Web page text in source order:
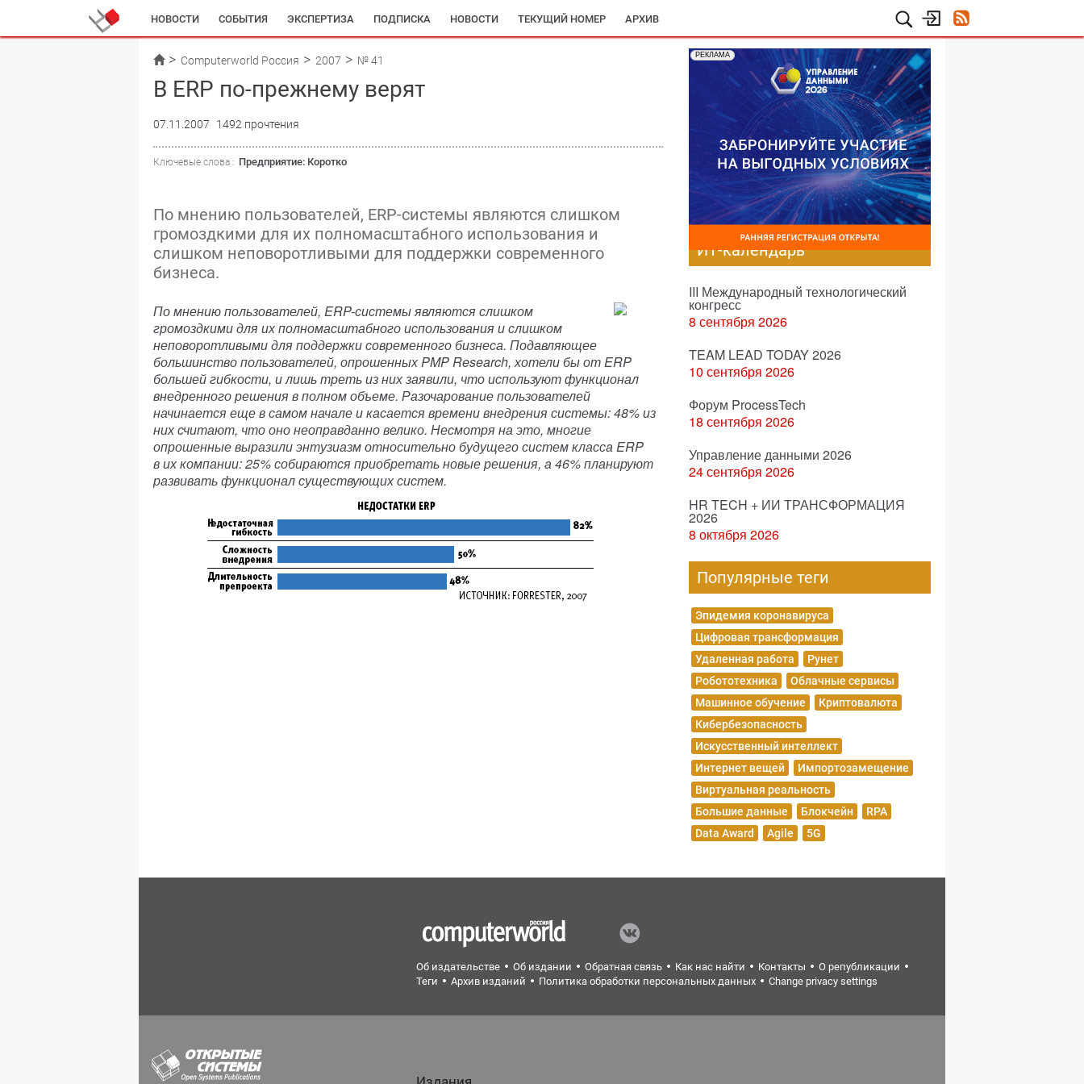
НОВОСТИ СОБЫТИЯ ЭКСПЕРТИЗА ПОДПИСКА НОВОСТИ ТЕКУЩИЙ НОМЕР АРХИВ
Computerworld Россия 2007 № 41
В ERP по-прежнему верят
07.11.2007 1492 прочтения
Ключевые слова : Предприятие: Коротко
По мнению пользователей, ERP-системы являются слишком
громоздкими для их полномасштабного использования и
слишком неповоротливыми для поддержки современного
бизнеса.
По мнению пользователей, ERP-системы являются слишком
громоздкими для их полномасштабного использования и слишком
неповоротливыми для поддержки современного бизнеса. Подавляющее
большинство пользователей, опрошенных PMP Research, хотели бы от ERP
большей гибкости, и лишь треть из них заявили, что используют функционал
внедренного решения в полном объеме. Разочарование пользователей
начинается еще в самом начале и касается времени внедрения системы: 48% из
них считают, что оно неоправданно велико. Несмотря на это, многие
опрошенные выразили энтузиазм относительно будущего систем класса ERP
в их компании: 25% собираются приобретать новые решения, а 46% планируют
развивать функционал существующих систем.
РЕКЛАМА
ИТ-календарь
III Международный технологический
конгресс
8 сентября 2026
TEAM LEAD TODAY 2026
10 сентября 2026
Форум ProcessTech
18 сентября 2026
Управление данными 2026
24 сентября 2026
HR TECH + ИИ ТРАНСФОРМАЦИЯ
2026
8 октября 2026
Популярные теги
Эпидемия коронавируса
Цифровая трансформация
Удаленная работа
Рунет
Робототехника
Облачные сервисы
Машинное обучение
Криптовалюта
Кибербезопасность
Искусственный интеллект
Интернет вещей
Импортозамещение
Виртуальная реальность
Большие данные
Блокчейн
RPA
Data Award
Agile 5G
Об издательстве Об издании Обратная связь Как нас найти Контакты
О републикации
Теги
Архив изданий Политика обработки персональных данных Change privacy settings